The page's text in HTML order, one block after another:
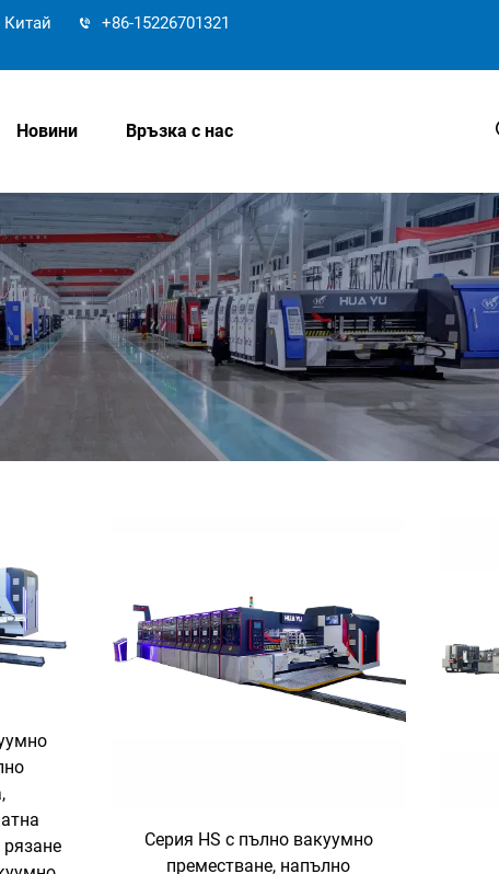
Китай
+86-15226701321
Новини Връзка с нас
Серия HS с пълно вакуумно
преместване, напълно